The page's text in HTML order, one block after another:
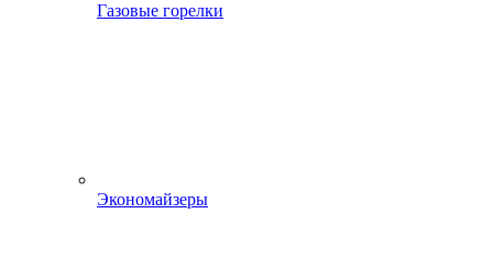
Газовые горелки
Экономайзеры